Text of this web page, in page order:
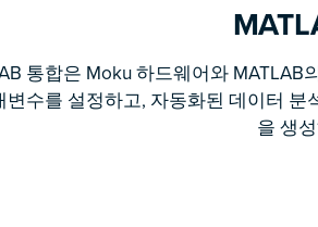
통합은 Moku 하드웨어와 MATLAB
변수를 설정하고, 자동화된 데이터
을 생